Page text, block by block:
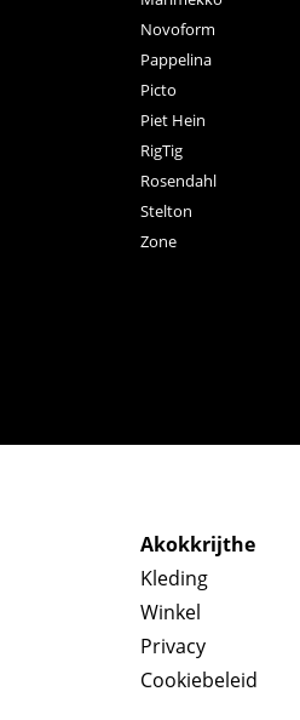
Novoform
Pappelina
Picto
Piet Hein
RigTig
Rosendahl
Stelton
Zone
Akokkrijthe
Kleding
Winkel
Privacy
Cookiebeleid